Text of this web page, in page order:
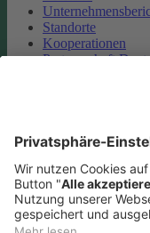
Standorte
Kooperationen
Partnerschaft
Cookie-
Datenschutz